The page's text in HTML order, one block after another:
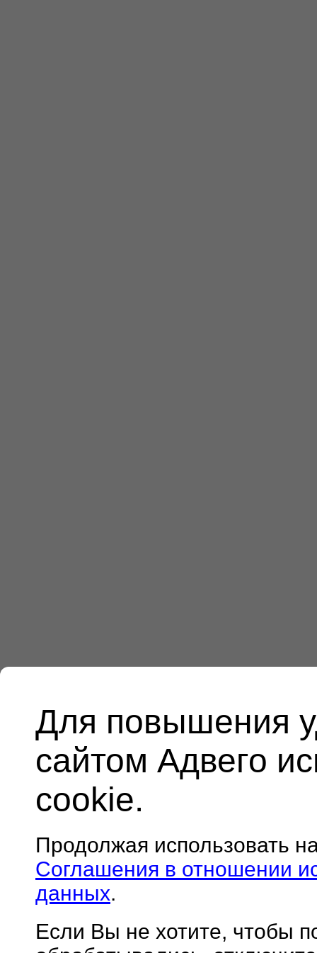
Для повышения
сайтом Адвего
cookie.
Продолжая использовать
Соглашения в отношении
данных.
Если Вы не хотите, чтобы